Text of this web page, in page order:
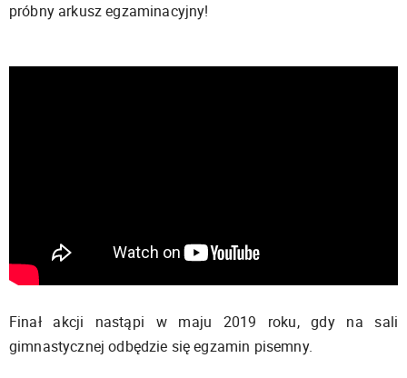
próbny arkusz egzaminacyjny!
Finał akcji nastąpi w maju 2019 roku, gdy na sali
gimnastycznej odbędzie się egzamin pisemny.